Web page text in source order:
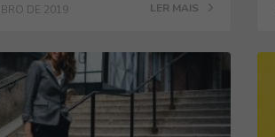
DE 2019 LER MAIS